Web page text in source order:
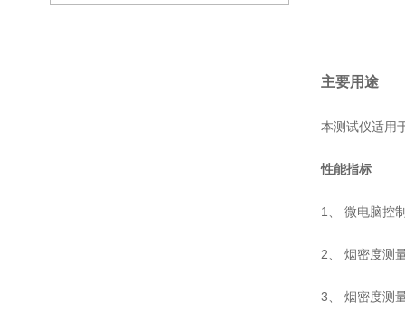
主要用途
本测试仪适用
性能指标
1、 微电脑控
2、 烟密度测
3、 烟密度测